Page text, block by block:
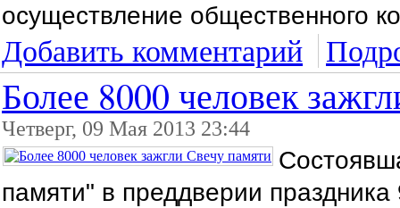
осуществление общественного
Добавить комментарий
Более 8000 человек
Четверг, 09 Мая 2013 23:44
памяти" в преддверии